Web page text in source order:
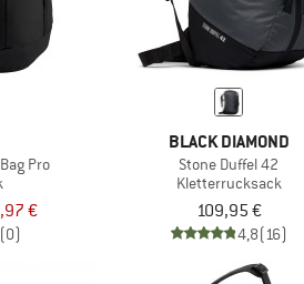
Pro
€
(0)
BLACK DIAMOND
Stone Duffel 42
Kletterrucksack
109,95 €
4,8(16)